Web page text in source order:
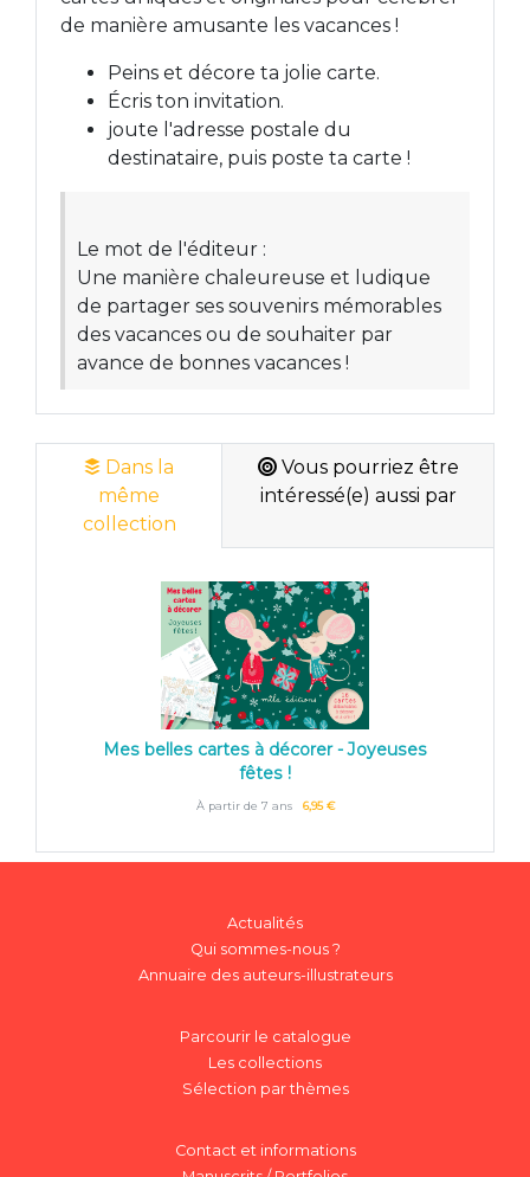
de manière amusante les vacances !
Peins et décore ta jolie carte.
Écris ton invitation.
joute l'adresse postale du
destinataire, puis poste ta carte !
Le mot de l'éditeur :
Une manière chaleureuse et ludique
de partager ses souvenirs mémorables
des vacances ou de souhaiter par
avance de bonnes vacances !
Dans la
même
collection
Vous pourriez être
intéressé(e) aussi par
Mes belles cartes à décorer - Joyeuses
fêtes !
À partir de 7 ans 6,95 €
Actualités
Qui sommes-nous ?
Annuaire des auteurs-illustrateurs
Parcourir le catalogue
Les collections
Sélection par thèmes
Contact et informations